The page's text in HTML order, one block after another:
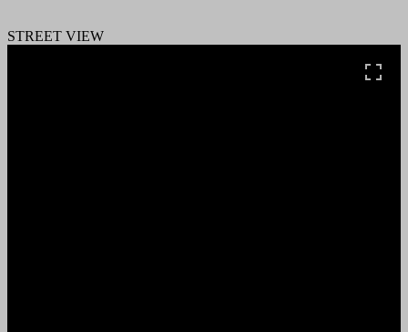
STREET VIEW